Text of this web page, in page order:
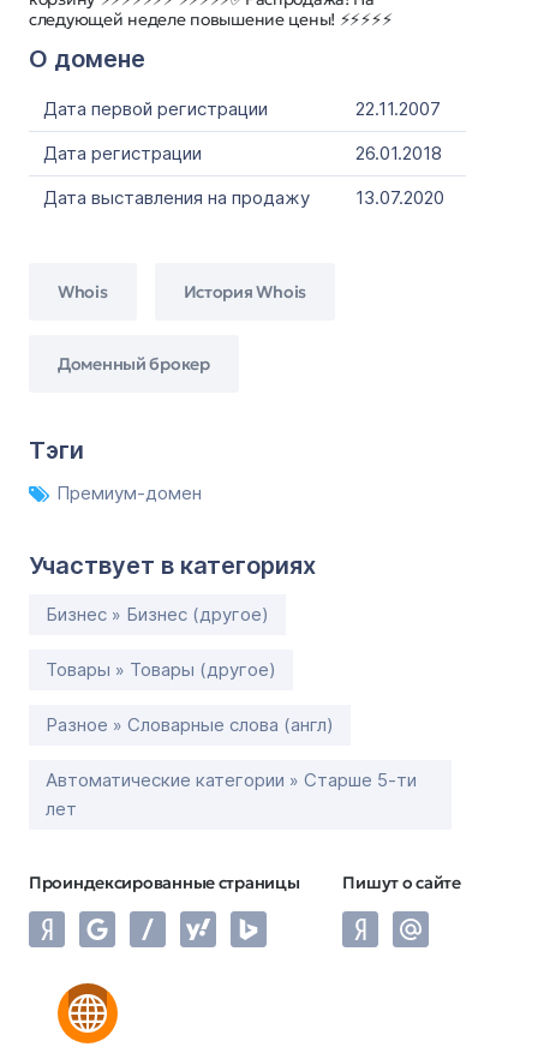
следующей неделе повышение цены! ⚡⚡⚡⚡⚡
О домене
Дата первой регистрации
22.11.2007
Дата регистрации
26.01.2018
Дата выставления на продажу
13.07.2020
Whois История Whois
Доменный брокер
Тэги
Премиум-домен
Участвует в категориях
Бизнес » Бизнес (другое)
Товары » Товары (другое)
Разное » Словарные слова (англ)
Автоматические категории » Старше 5-ти
лет
Проиндексированные страницы Пишут о сайте